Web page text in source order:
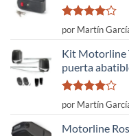
Valorado
con
5
por Martín
Kit Motorline
puerta
Valorado
con
5
por Martín
Motorline